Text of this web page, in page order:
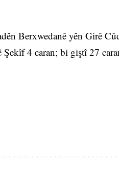
Berxwedanê yên Girê
Şekîf 4 caran; bi giştî 27